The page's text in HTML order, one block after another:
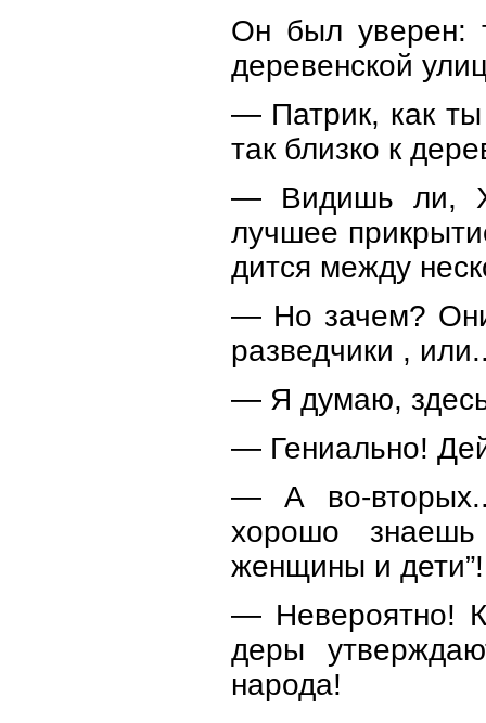
Он был уверен:
деревенской
— Патрик, как
так близко к
— Видишь ли,
лучшее
дится между
— Но зачем? Они
разведчики ,
— Я думаю, здесь
— Гениально!
— А во-
хорошо
женщины и дети”!
— Невероятно!
деры
народа!